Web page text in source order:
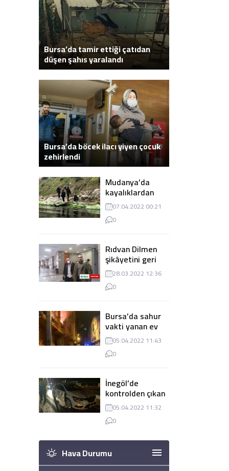
Bursa’da tamir ettiği çatıdan
düşen şahıs yaralandı
Bursa’da böcek ilacı yiyen çocuk
zehirlendi
Mudanya’da
kayalıklardan
atlayarak intihar
eden genç ölü
bulundu
07.04.2022 00:21
0
Rıdvan Dilmen
şikâyetini geri
çekti, dava
düşürüldü
28.03.2022 12:36
0
Bursa’da sahur
vakti yanan ev
panik
yaşanmasına
sebep oldu
05.04.2022 11:43
0
İnegöl’de
kontrolden çıkan
tır 2 otomobile
çarptı
05.04.2022 11:32
0
Hava Durumu